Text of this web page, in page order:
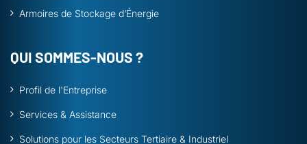
Armoires de Stockage d’Énergie
QUI SOMMES-NOUS ?
Profil de l'Entreprise
Services & Assistance
Solutions pour les Secteurs Tertiaire & Industriel